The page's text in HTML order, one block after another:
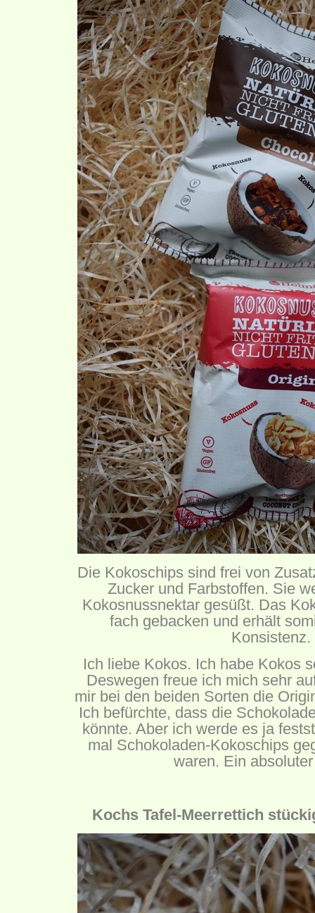
Die Kokoschips sind frei von
Zucker und Farbstoffen. Sie
Kokosnussnektar gesüßt. Das
fach gebacken und erhält
Konsistenz.
Ich liebe Kokos. Ich habe Kokos
Deswegen freue ich mich sehr
mir bei den beiden Sorten die
Ich befürchte, dass die
könnte. Aber ich werde es ja
mal Schokoladen-Kokoschips
waren. Ein
Kochs Tafel-Meerrettich